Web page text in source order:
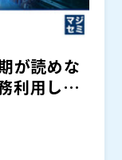
が読めな
利用して